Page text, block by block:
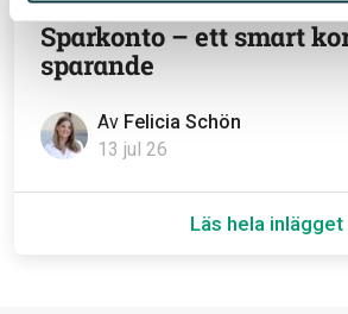
Av Felicia Schön
13 jul 26
Sparkonto – ett smart
sparande
Läs hela inlägget